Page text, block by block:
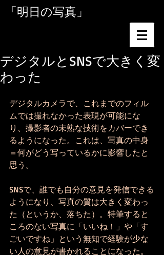
「明日の写真」
デジタルとSNSで大きく変
わった
デジタルカメラで、これまでのフィル
ムでは撮れなかった表現が可能にな
り、撮影者の未熟な技術をカバーでき
るようになった。これは、写真の中身
＝何がどう写っているかに影響したと
思う。
SNSで、誰でも自分の意見を発信できる
ようになり、写真の質は大きく変わっ
た（というか、落ちた）。特筆すると
ころのない写真に「いいね！」や「す
ごいですね」という無知で経験が少な
い人の意見が書かれることになった。